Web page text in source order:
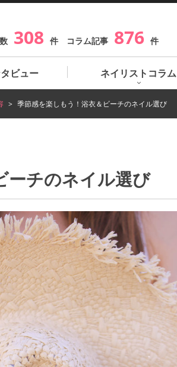
308 件 コラム記事 876 件
ビュー ネイリストコラム
季節感を楽しもう！浴衣＆ビーチのネイル選び
ーチのネイル選び